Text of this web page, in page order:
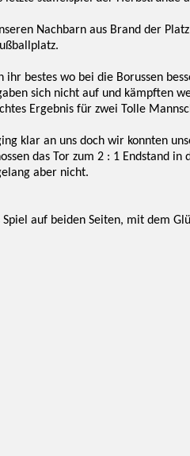
Nachbarn aus Brand der
ihr bestes wo bei die Borussen
sich nicht auf und kämpften
Ergebnis für zwei Tolle
klar an uns doch wir konnten
das Tor zum 2 : 1 Endstand
aber nicht.
Spiel auf beiden Seiten, mit dem